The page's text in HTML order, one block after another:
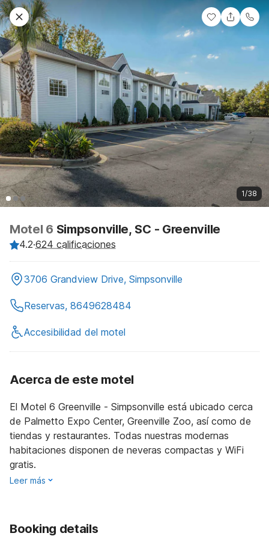
1/38
Motel 6 Simpsonville, SC - Greenville
4.2·624 calificaciones
3706 Grandview Drive, Simpsonville
Reservas, 8649628484
Accesibilidad del motel
Acerca de este motel
El Motel 6 Greenville - Simpsonville está ubicado cerca
de Palmetto Expo Center, Greenville Zoo, así como de
tiendas y restaurantes. Todas nuestras modernas
habitaciones disponen de neveras compactas y WiFi
gratis.
Leer más
Booking details